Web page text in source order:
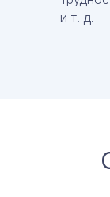
и т. д.